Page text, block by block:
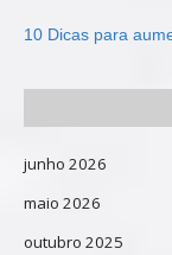
10 Dicas para
junho 2026
maio 2026
outubro 2025